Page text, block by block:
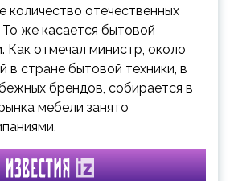
количество отечественных
же касается бытовой
Как отмечал министр, около
в стране бытовой техники, в
брендов, собирается в
мебели занято